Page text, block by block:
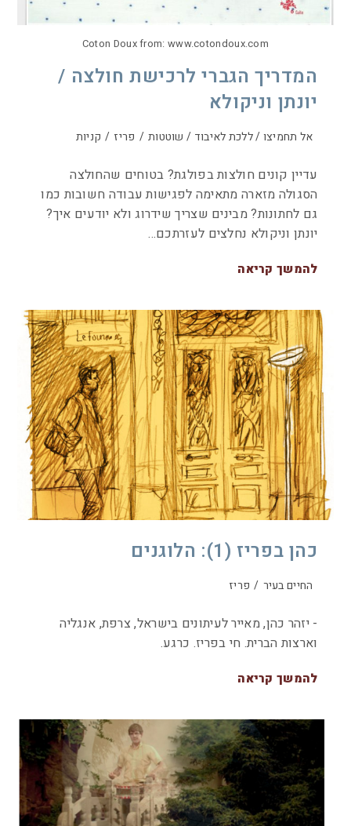
Coton Doux from: www.cotondoux.com
המדריך הגברי לרכישת חולצה /
יונתן וניקולא
אל תחמיצו / ללכת לאיבוד / שוטטות / פריז / קניות
עדיין קונים חולצות בפולגת? בטוחים שהחולצה
הסגולה מזארה מתאימה לפגישות עבודה חשובות כמו
גם לחתונות? מבינים שצריך שידרוג ולא יודעים איך?
יונתן וניקולא נחלצים לעזרתכם…
להמשך קריאה
כהן בפריז (1): הלוגנים
החיים בעיר / פריז
- יזהר כהן, מאייר לעיתונים בישראל, צרפת, אנגליה
וארצות הברית. חי בפריז. כרגע.
להמשך קריאה